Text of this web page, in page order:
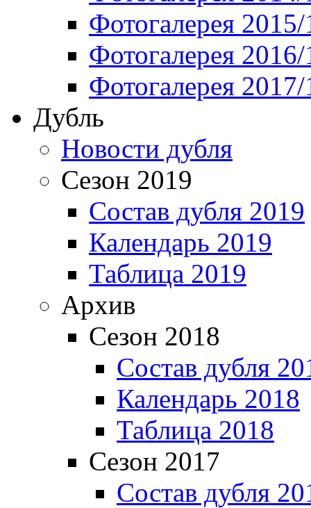
Фотогалерея
Фотогалерея
Фотогалерея
Дубль
Новости дубля
Сезон 2019
Состав дубля 2019
Календарь 2019
Таблица 2019
Архив
Сезон 2018
Состав дубля
Календарь 2018
Таблица 2018
Сезон 2017
Состав дубля